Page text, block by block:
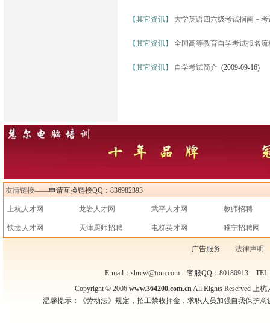
【其它资讯】 大学英语四六级考试指南－考
【其它资讯】 全国高等教育自学考试报名流
【其它资讯】 自学考试简介(2009-09-16)
友情链接——申请互换链接QQ：836982393
上杭人才网 龙岩人才网 武平人才网 教师招聘
快捷人才网 天津厨师招聘 电梯英才网 睢宁招聘网
广告服务 法律声明
E-mail：shrcw@tom.com 客服QQ：80180913
Copyright © 2006 www.364200.com.cnAll Rights Reserved
温馨提示：《劳动法》规定，招工禁收押金，求职人员加强自我保护